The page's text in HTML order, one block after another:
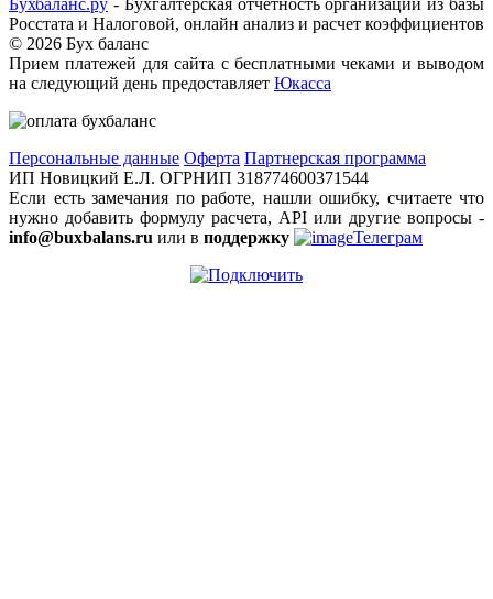
Росстата и Налоговой, онлайн анализ и расчет коэффициентов
© 2026 Бух баланс
Прием платежей для сайта с бесплатными чеками и выводом
на следующий день предоставляет Юкасса
Персональные данные Оферта Партнерская программа
ИП Новицкий Е.Л. ОГРНИП 318774600371544
Если есть замечания по работе, нашли ошибку, считаете что
нужно добавить формулу расчета, API или другие вопросы -
info@buxbalans.ru или в поддержку Телеграм